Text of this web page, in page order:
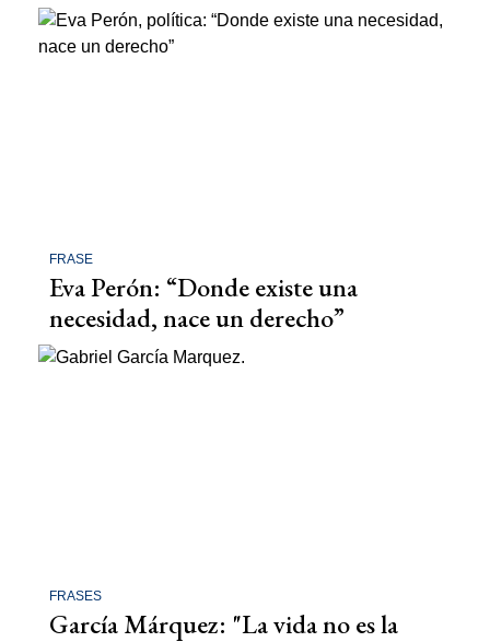
FRASE
Eva Perón: “Donde existe una
necesidad, nace un derecho”
FRASES
García Márquez: "La vida no es la